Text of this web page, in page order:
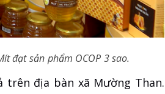
đạt sản phẩm OCOP 3 sao.
địa bàn xã Mường Than.